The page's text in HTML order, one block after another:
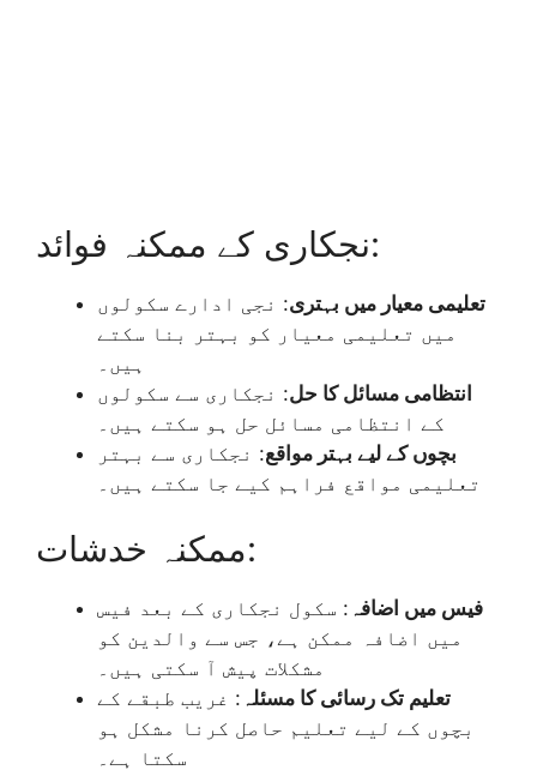
نجکاری کے ممکنہ فوائد:
تعلیمی معیار میں بہتری: نجی ادارے سکولوں
میں تعلیمی معیار کو بہتر بنا سکتے
ہیں۔
انتظامی مسائل کا حل: نجکاری سے سکولوں
کے انتظامی مسائل حل ہو سکتے ہیں۔
بچوں کے لیے بہتر مواقع: نجکاری سے بہتر
تعلیمی مواقع فراہم کیے جا سکتے ہیں۔
ممکنہ خدشات:
فیس میں اضافہ : سکول نجکاری کے بعد فیس
میں اضافہ ممکن ہے، جس سے والدین کو
مشکلات پیش آ سکتی ہیں۔
تعلیم تک رسائی کا مسئلہ : غریب طبقے کے
بچوں کے لیے تعلیم حاصل کرنا مشکل ہو
سکتا ہے۔